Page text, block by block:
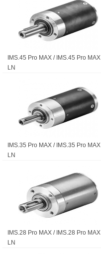
IMS.45 Pro MAX / IMS.45 Pro MAX
LN
IMS.35 Pro MAX / IMS.35 Pro MAX
LN
IMS.28 Pro MAX / IMS.28 Pro MAX
LN